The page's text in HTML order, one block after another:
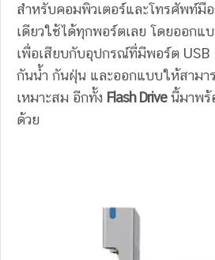
สำหรับคอมพิวเตอร์และโทรศัพท์มื
เดียวใช้ได้ทุกพอร์ตเลย โดยออกแ
เพื่อเสียบกับอุปกรณ์ที่มีพอร์ต
กันน้ำ กันฝุ่น และออกแบบให้สาม
เหมาะสม อีกทั้ง Flash Driveนี้มาพร้
ด้วย